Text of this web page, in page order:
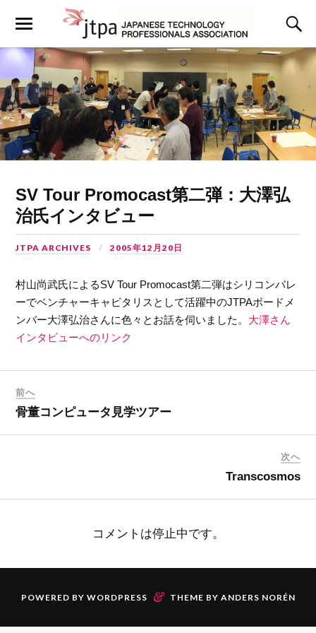
SV Tour Promocast第二弾：大澤弘
治氏インタビュー
JTPA ARCHIVES 2005年12月20日
村山尚武氏によるSV Tour Promocast第二弾はシリコンバレ
ーでベンチャーキャピタリスとして活躍中のJTPAボードメ
ンバー大澤弘治さんに色々とお話を伺いました。 大澤さん
インタビューへのリンク
前へ
骨董コンピュータ見学ツアー
次へ
Transcosmos
コメントは停止中です。
POWERED BY WORDPRESS & THEME BY ANDERS NORÉN